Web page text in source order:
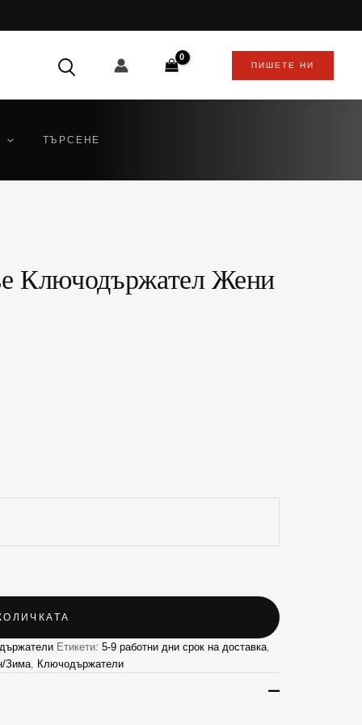
ПИШЕТЕ НИ
ТЪРСЕНЕ
Ключодържател Жени
Етикети: 5-9 работни дни срок на доставка,
Зима, Ключодържатели